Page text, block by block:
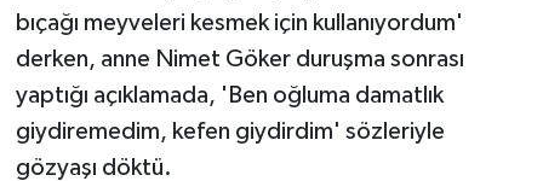
bıçağı meyveleri kesmek için kullanıyordum'
derken, anne Nimet Göker duruşma sonrası
yaptığı açıklamada, 'Ben oğluma damatlık
giydiremedim, kefen giydirdim' sözleriyle
gözyaşı döktü.
Künye